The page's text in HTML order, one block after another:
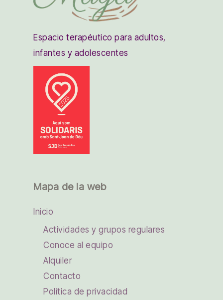
Espacio terapéutico para adultos,
infantes y adolescentes
Mapa de la web
Inicio
Actividades y grupos regulares
Conoce al equipo
Alquiler
Contacto
Política de privacidad